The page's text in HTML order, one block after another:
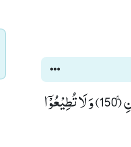
وَ تَنْحِتُوْنَ مِنَ الْجِبَالِ بُیُوْتًا فٰرِهِیْنَۚ (149) فَاتَّقُوا اللّٰهَ وَ اَطِیْعُوْنِۚ (150) وَ لَا تُطِیْعُوْۤا